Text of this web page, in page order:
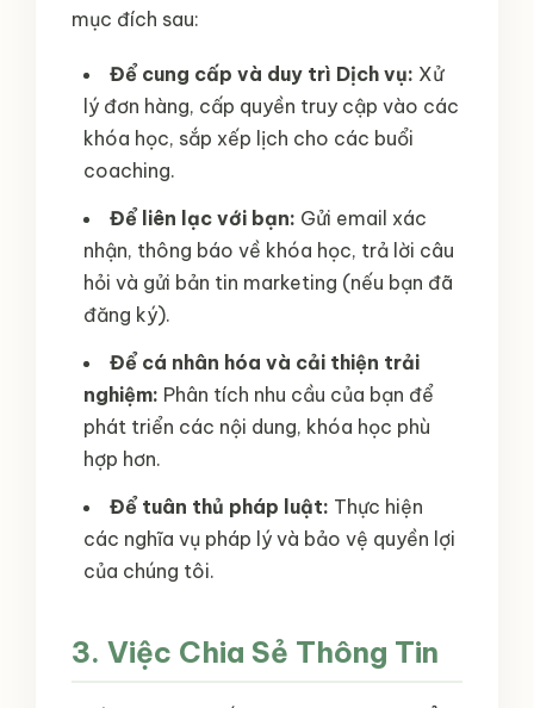
mục đích sau:
Để cung cấp và duy trì Dịch vụ: Xử
lý đơn hàng, cấp quyền truy cập vào các
khóa học, sắp xếp lịch cho các buổi
coaching.
Để liên lạc với bạn: Gửi email xác
nhận, thông báo về khóa học, trả lời câu
hỏi và gửi bản tin marketing (nếu bạn đã
đăng ký).
Để cá nhân hóa và cải thiện trải
nghiệm: Phân tích nhu cầu của bạn để
phát triển các nội dung, khóa học phù
hợp hơn.
Để tuân thủ pháp luật: Thực hiện
các nghĩa vụ pháp lý và bảo vệ quyền lợi
của chúng tôi.
3. Việc Chia Sẻ Thông Tin